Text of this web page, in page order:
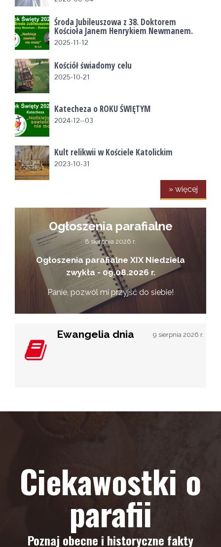
Środa Jubileuszowa z 38. Doktorem
Kościoła Janem Henrykiem Newmanem.
2025-11-12
Kościół świadomy celu
2025-10-21
Katecheza o ROKU ŚWIĘTYM
2024-12--03
Kult relikwii w Kościele Katolickim
2023-10-31
» więcej
Ogłoszenia parafialne
8 sierpnia 2026 r.
Ogłoszenia parafialne XIX Niedziela
zwykła - 09.08.2026 r.
Panie, pozwól mi przyjść do siebie!
Ewangelia dnia 9 sierpnia 2026 r.
Ciekawostki o
parafii
Poznaj obecne i historyczne fakty